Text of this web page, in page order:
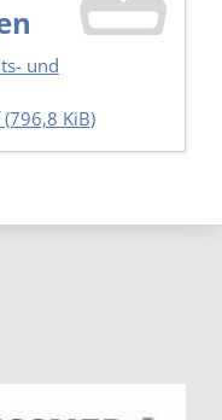
und
(796,8 KiB)